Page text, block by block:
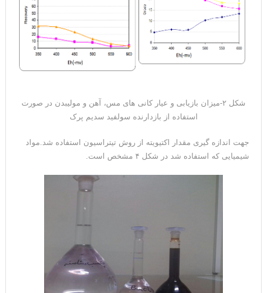
شکل ۲-میزان بازیابی و عیار کانی های مس، آهن و مولیبدن در صورت
استفاده از بازدارنده سولفید سدیم پرک
جهت اندازه گیری مقدار اکتیویته از روش تیتراسیون استفاده شد.مواد
شیمیایی که استفاده شد در شکل ۴ مشخص است.